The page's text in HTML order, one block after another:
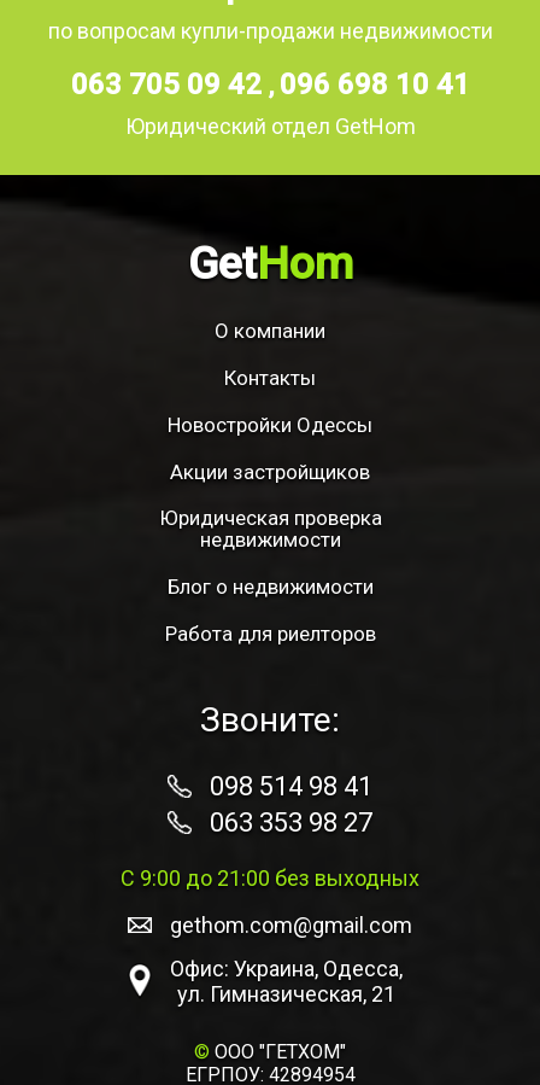
по вопросам купли-продажи недвижимости
063 705 09 42 , 096 698 10 41
Юридический отдел GetHom
GetHom
О компании
Контакты
Новостройки Одессы
Акции застройщиков
Юридическая проверка
недвижимости
Блог о недвижимости
Работа для риелторов
Звоните:
098 514 98 41
063 353 98 27
С 9:00 до 21:00 без выходных
gethom.com@gmail.com
Офис: Украина, Одесса,
ул. Гимназическая, 21
© ООО "ГЕТХОМ"
ЕГРПОУ: 42894954